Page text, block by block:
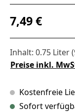
Regulärer Preis:
7,49 €
Inhalt: 0.75 Liter
Preise inkl.
Kostenfreie
Sofort